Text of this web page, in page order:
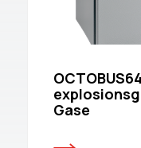
Gase